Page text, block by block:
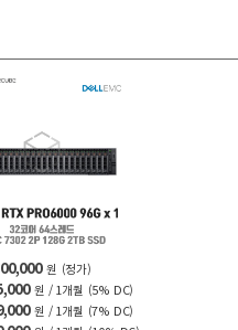
원
(정가)
원 / 1개월
(5% DC)
원 / 1개월
(7% DC)